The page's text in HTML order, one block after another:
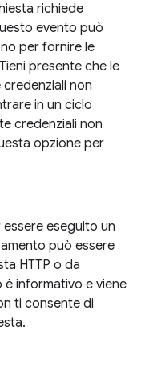
richiede
evento può
per fornire le
presente che le
non
in un ciclo
credenziali non
opzione per
eseguito un
può essere
HTTP o da
informativo e viene
ti consente di